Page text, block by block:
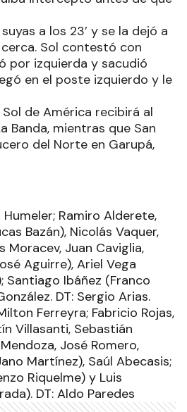
a los 23’ y se la dejó a
Sol contestó con
por izquierda y sacudió
en el poste izquierdo y le
de América recibirá al
Banda, mientras que San
del Norte en Garupá,
Humeler; Ramiro Alderete,
Bazán), Nicolás Vaquer,
Moracev, Juan Caviglia,
Aguirre), Ariel Vega
Santiago Ibáñez (Franco
DT: Sergio Arias.
Ferreyra; Fabricio Rojas,
Villasanti, Sebastián
José Romero,
Martínez), Saúl Abecasis;
Riquelme) y Luis
DT: Aldo Paredes